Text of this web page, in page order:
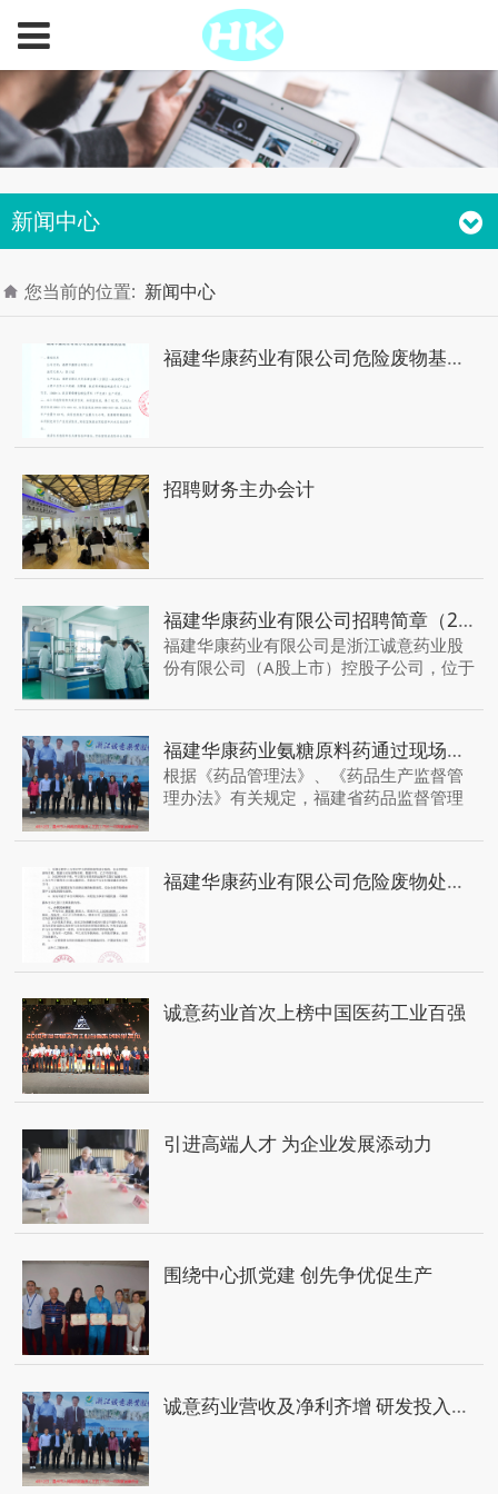
新闻中心
您当前的位置: 新闻中心
福建华康药业有限公司危险废物基本情况信息
招聘财务主办会计
福建华康药业有限公司招聘简章（2022年8月）
福建华康药业有限公司是浙江诚意药业股
份有限公司（A股上市）控股子公司，位于
从事甲壳素及衍生物研发、生产、销售、
福建华康药业氨糖原料药通过现场注册核查和GMP检查 正式转型为药企
根据《药品管理法》、《药品生产监督管
理办法》有关规定，福建省药品监督管理
公司(以下简称“华康药业”)申报的盐酸氨基
了现场注册核查和GMP符合性合并检查，
福建华康药业有限公司危险废物处置信息
诚意药业首次上榜中国医药工业百强
引进高端人才 为企业发展添动力
围绕中心抓党建 创先争优促生产
诚意药业营收及净利齐增 研发投入同比增逾1倍 2